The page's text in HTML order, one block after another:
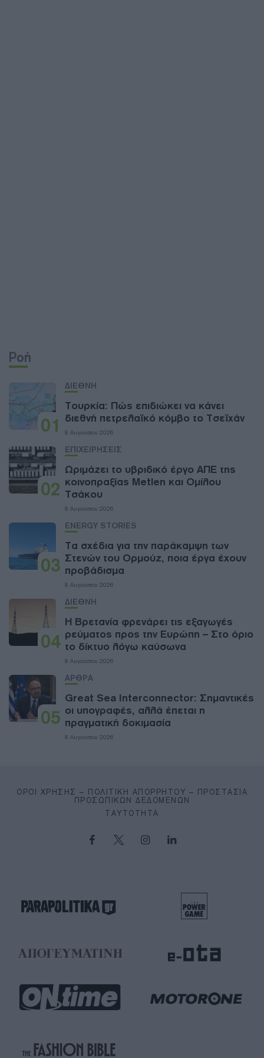
Ροή
01
ΔΙΕΘΝΗ
Τουρκία: Πώς επιδιώκει να κάνει
διεθνή πετρελαϊκό κόμβο το Τσεϊχάν
8 Αυγούστου 2026
02
ΕΠΙΧΕΙΡΗΣΕΙΣ
Ωριμάζει το υβριδικό έργο ΑΠΕ της
κοινοπραξίας Metlen και Ομίλου
Τσάκου
8 Αυγούστου 2026
03
ENERGY STORIES
Τα σχέδια για την παράκαμψη των
Στενών του Ορμούζ, ποια έργα έχουν
προβάδισμα
8 Αυγούστου 2026
04
ΔΙΕΘΝΗ
Η Βρετανία φρενάρει τις εξαγωγές
ρεύματος προς την Ευρώπη – Στο όριο
το δίκτυο λόγω καύσωνα
8 Αυγούστου 2026
05
ΑΡΘΡΑ
Great Sea Interconnector: Σημαντικές
οι υπογραφές, αλλά έπεται η
πραγματική δοκιμασία
8 Αυγούστου 2026
ΌΡΟΙ ΧΡΉΣΗΣ – ΠΟΛΙΤΙΚΉ ΑΠΟΡΡΉΤΟΥ – ΠΡΟΣΤΑΣΊΑ
ΠΡΟΣΩΠΙΚΏΝ ΔΕΔΟΜΈΝΩΝ
ΤΑΥΤΌΤΗΤΑ